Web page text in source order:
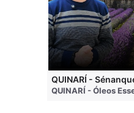
• 4 months